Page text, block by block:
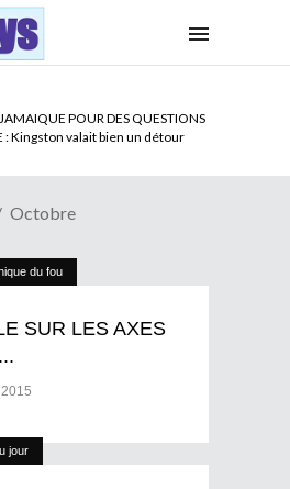
POUR DES QUESTIONS
: Kingston valait bien un détour
Octobre
du fou
SUR LES AXES
jour